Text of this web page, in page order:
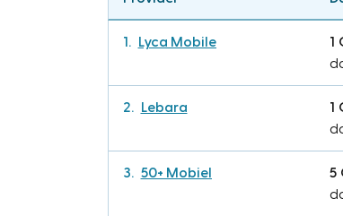
Lyca Mobile
1
Lebara
1
50+ Mobiel
5